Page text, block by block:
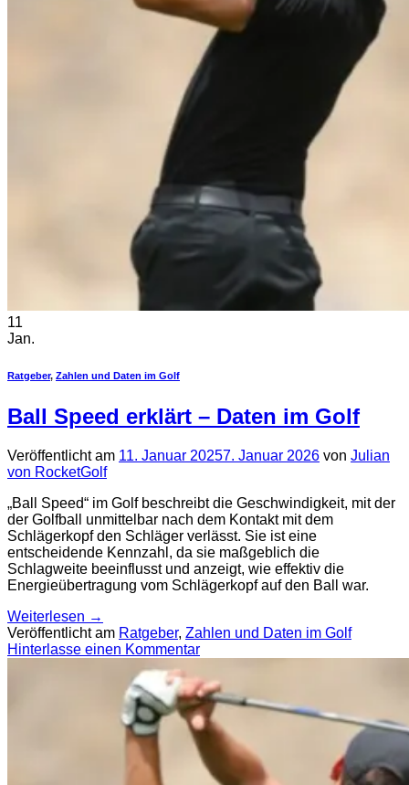
11
Jan.
Ratgeber, Zahlen und Daten im Golf
Ball Speed erklärt – Daten im Golf
Veröffentlicht am 11. Januar 20257. Januar 2026 von Julian
von RocketGolf
„Ball Speed“ im Golf beschreibt die Geschwindigkeit, mit der
der Golfball unmittelbar nach dem Kontakt mit dem
Schlägerkopf den Schläger verlässt. Sie ist eine
entscheidende Kennzahl, da sie maßgeblich die
Schlagweite beeinflusst und anzeigt, wie effektiv die
Energieübertragung vom Schlägerkopf auf den Ball war.
Weiterlesen →
Veröffentlicht am Ratgeber, Zahlen und Daten im Golf
Hinterlasse einen Kommentar